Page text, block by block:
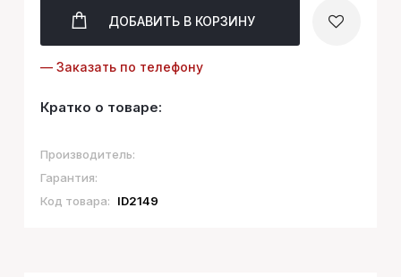
ДОБАВИТЬ В КОРЗИНУ
— Заказать по телефону
Кратко о товаре:
Производитель:
Гарантия:
Код товара:
ID2149